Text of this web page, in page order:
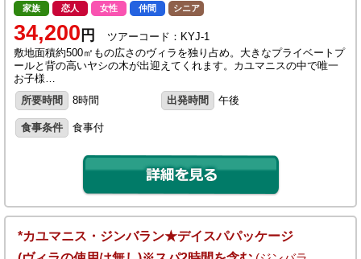
家族 恋人 女性 仲間 シニア
34,200 円
ツアーコード：KYJ-1
敷地面積約500㎡もの広さのヴィラを独り占め。大きなプライベートプ
ールと背の高いヤシの木が出迎えてくれます。カユマニスの中で唯一
お子様…
所要時間
8時間 出発時間 午後
食事条件 食事付
*カユマニス・ジンバラン★デイスパパッケージ